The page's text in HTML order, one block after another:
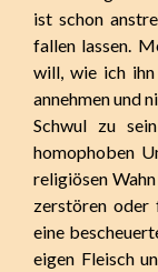
ist schon
fallen lassen.
will, wie ich
annehmen und
Schwul zu
homophoben
religiösen
zerstören oder
eine
eigen Fleisch